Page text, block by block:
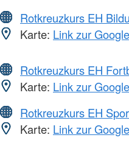
Rotkreuzkurs EH
Karte: Link zur
Rotkreuzkurs EH
Karte: Link zur
Rotkreuzkurs EH
Karte: Link zur